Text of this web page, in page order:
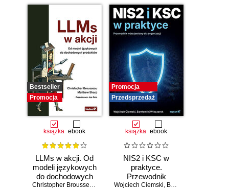
Bestseller
Promocja
książka ebook
LLMs w akcji. Od
modeli językowych
do dochodowych
produktów
Christopher Brousseau Matt Sharp
Promocja
Przedsprzedaż
książka ebook
NIS2 i KSC w
praktyce.
Przewodnik
wdrożeniowy dla
Wojciech Ciemski, Bartłomiej Wieczorek